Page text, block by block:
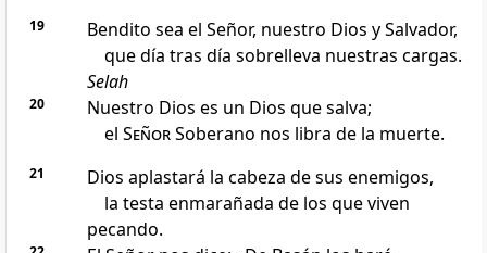
19
Bendito sea el Señor, nuestro Dios y Salvador,
que día tras día sobrelleva nuestras cargas.
Selah
20
Nuestro Dios es un Dios que salva;
el SeñorSoberano nos libra de la muerte.
21
Dios aplastará la cabeza de sus enemigos,
la testa enmarañada de los que viven
pecando.